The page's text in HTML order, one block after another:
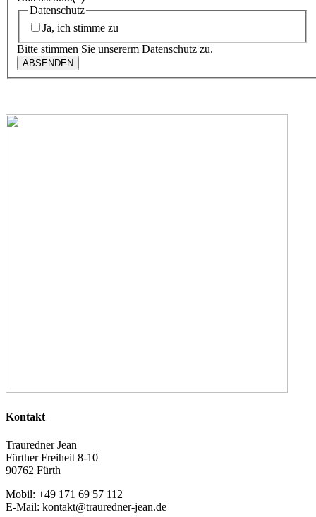
Datenschutz
Ja, ich stimme zu
Bitte stimmen Sie unsererm Datenschutz zu.
ABSENDEN
Kontakt
Trauredner Jean
Fürther Freiheit 8-10
90762 Fürth
Mobil: +49 171 69 57 112
E-Mail: kontakt@trauredner-jean.de